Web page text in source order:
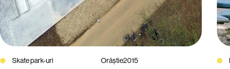
Skate park-uri Orăștie2015